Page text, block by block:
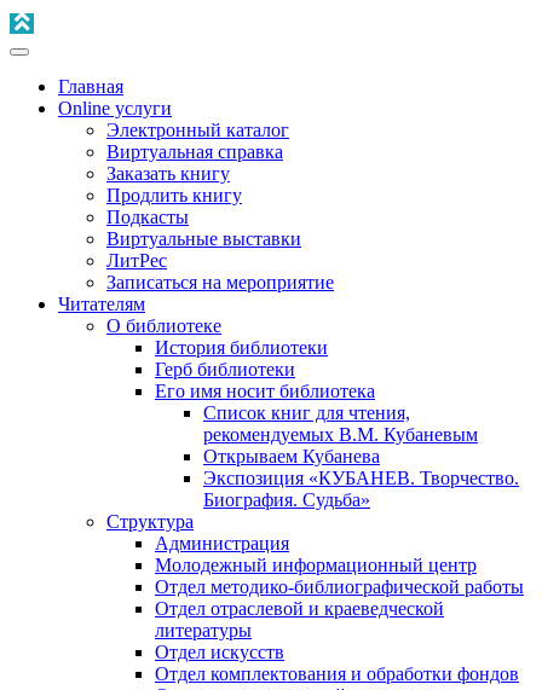
Главная
Online услуги
Электронный каталог
Виртуальная справка
Заказать книгу
Продлить книгу
Подкасты
Виртуальные выставки
ЛитРес
Записаться на мероприятие
Читателям
О библиотеке
История библиотеки
Герб библиотеки
Его имя носит библиотека
Список книг для чтения,
рекомендуемых В.М. Кубаневым
Открываем Кубанева
Экспозиция «КУБАНЕВ. Творчество.
Биография. Судьба»
Структура
Администрация
Молодежный информационный центр
Отдел методико-библиографической работы
Отдел отраслевой и краеведческой
литературы
Отдел искусств
Отдел комплектования и обработки фондов